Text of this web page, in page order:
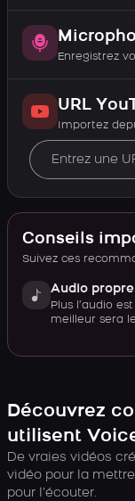
Enregistrez
URL
Importez
Conseils
Suivez ces
Audio propre
Plus l’audio
meilleur sera
Découvrez
utilisent
De vraies vidéos
vidéo pour la
pour l’écouter.